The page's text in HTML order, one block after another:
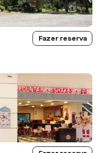
Fazer reserva